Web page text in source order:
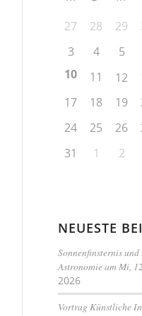
27
28 29
3
4 5
10
11 12
17
18 19
24
25 26
31
1 2
NEUESTE
Sonnenfinsternis
Astronomie am Mi,
2026
Vortrag Künstliche